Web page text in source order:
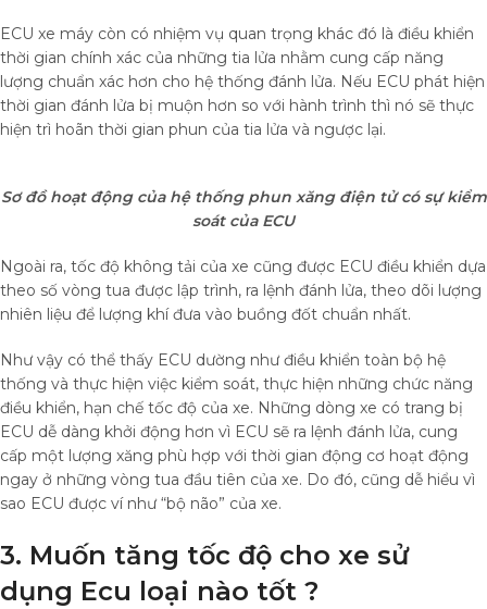
ECU xe máy còn có nhiệm vụ quan trọng khác đó là điều khiển
thời gian chính xác của những tia lửa nhằm cung cấp năng
lượng chuẩn xác hơn cho hệ thống đánh lửa. Nếu ECU phát hiện
thời gian đánh lửa bị muộn hơn so với hành trình thì nó sẽ thực
hiện trì hoãn thời gian phun của tia lửa và ngược lại.
Sơ đồ hoạt động của hệ thống phun xăng điện tử có sự kiểm
soát của ECU
Ngoài ra, tốc độ không tải của xe cũng được ECU điều khiển dựa
theo số vòng tua được lập trình, ra lệnh đánh lửa, theo dõi lượng
nhiên liệu để lượng khí đưa vào buồng đốt chuẩn nhất.
Như vậy có thể thấy ECU dường như điều khiển toàn bộ hệ
thống và thực hiện việc kiểm soát, thực hiện những chức năng
điều khiển, hạn chế tốc độ của xe. Những dòng xe có trang bị
ECU dễ dàng khởi động hơn vì ECU sẽ ra lệnh đánh lửa, cung
cấp một lượng xăng phù hợp với thời gian động cơ hoạt động
ngay ở những vòng tua đầu tiên của xe. Do đó, cũng dễ hiểu vì
sao ECU được ví như “bộ não” của xe.
3. Muốn tăng tốc độ cho xe sử
dụng Ecu loại nào tốt ?